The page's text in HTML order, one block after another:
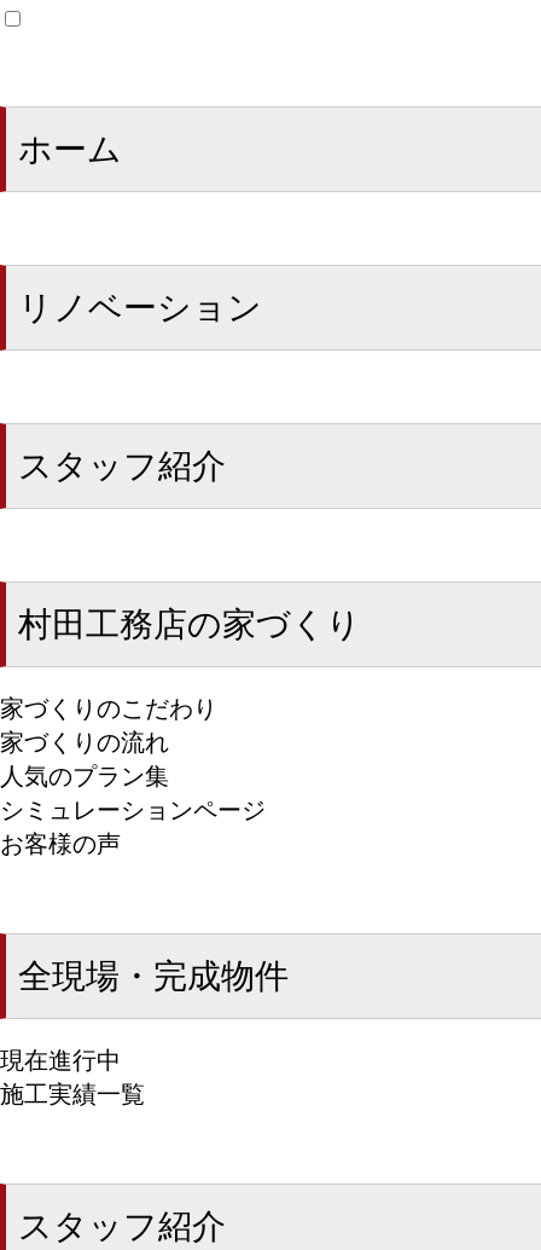
ホーム
リノベーション
スタッフ紹介
村田工務店の家づくり
家づくりのこだわり
家づくりの流れ
人気のプラン集
シミュレーションページ
お客様の声
全現場・完成物件
現在進行中
施工実績一覧
スタッフ紹介